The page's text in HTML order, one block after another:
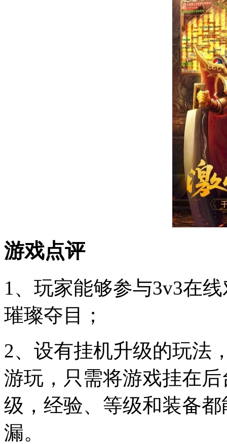
游戏点评
1、玩家能够参与3v3在
璀璨夺目；
2、设有挂机升级的玩法
游玩，只需将游戏挂在
级，经验、等级和装备
漏。